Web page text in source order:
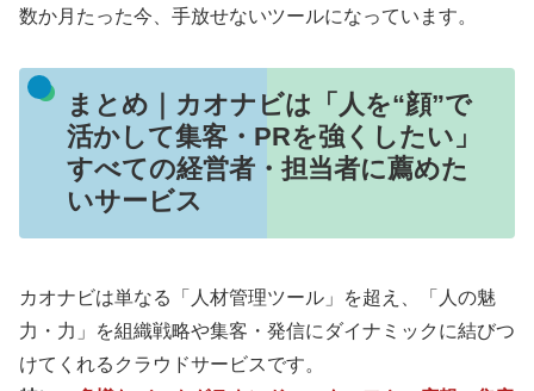
数か月たった今、手放せないツールになっています。
まとめ｜カオナビは「人を“顔”で
活かして集客・PRを強くしたい」
すべての経営者・担当者に薦めた
いサービス
カオナビは単なる「人材管理ツール」を超え、「人の魅
力・力」を組織戦略や集客・発信にダイナミックに結びつ
けてくれるクラウドサービスです。